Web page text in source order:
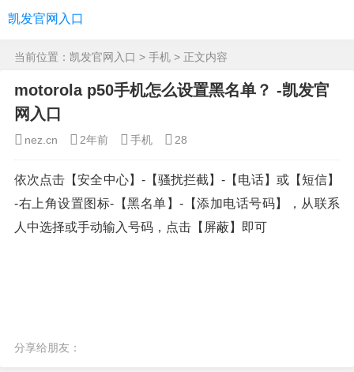
凯发官网入口
当前位置： 凯发官网入口 > 手机 > 正文内容
motorola p50手机怎么设置黑名单？ -凯发官
网入口
nez.cn 2年前 手机 28
依次点击【安全中心】-【骚扰拦截】-【电话】或【短信】
-右上角设置图标-【黑名单】-【添加电话号码】，从联系
人中选择或手动输入号码，点击【屏蔽】即可
分享给朋友：